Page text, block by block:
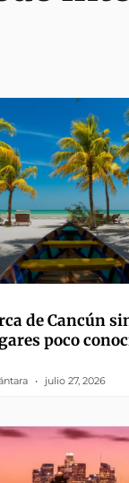
de Cancún
poco
julio 27, 2026